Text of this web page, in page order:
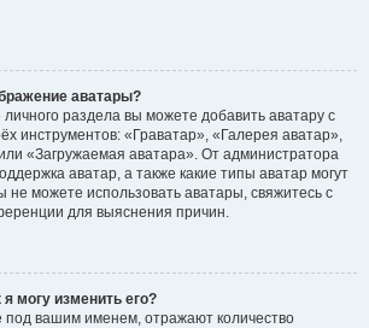
аватары?
раздела вы можете добавить аватару с
инструментов: «Граватар», «Галерея аватар»,
«Загружаемая аватара». От администратора
аватар, а также какие типы аватар могут
не можете использовать аватары, свяжитесь с
для выяснения причин.
я могу изменить его?
вашим именем, отражают количество